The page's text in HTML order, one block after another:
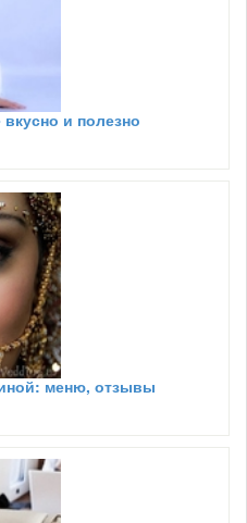
и полезно
меню, отзывы